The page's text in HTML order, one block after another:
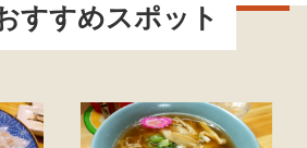
すすめスポット